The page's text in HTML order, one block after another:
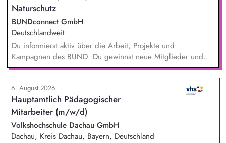
Naturschutz
BUNDconnect GmbH
Deutschlandweit
Du informierst aktiv über die Arbeit, Projekte und
Kampagnen des BUND. Du gewinnst neue Mitglieder und
stärkst damit langfristig den Umwelt- und Naturschutz. Du
beantwortest Fragen zu Umwelt-, Arten- und Klimaschutz nach
bestem Wissen und Gewissen. Du unterstützt Kampagnen
und Aktionen, beispielsweise durch das Sammeln von
Unterschriften für Petitionen.
6. August 2026
Hauptamtlich Pädagogischer
Mitarbeiter (m/w/d)
Volkshochschule Dachau GmbH
Dachau, Kreis Dachau, Bayern, Deutschland